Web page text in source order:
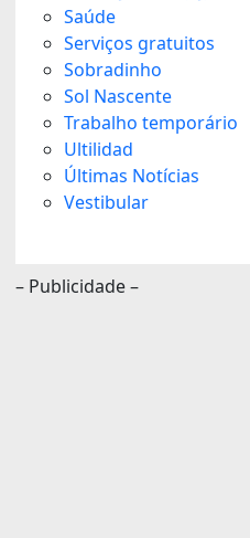
Saúde
Serviços gratuitos
Sobradinho
Sol Nascente
Trabalho temporário
Ultilidad
Últimas Notícias
Vestibular
– Publicidade –